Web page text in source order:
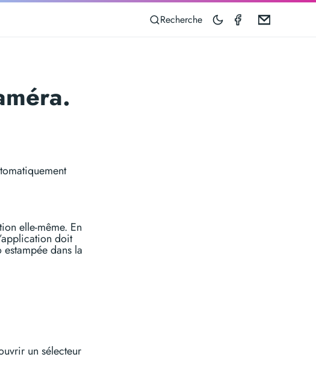
Recherche GPS
elle-même. En
doit
dans la
un sélecteur